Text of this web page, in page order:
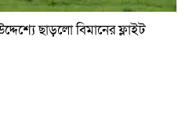
ছাড়লো বিমানের ফ্লাইট